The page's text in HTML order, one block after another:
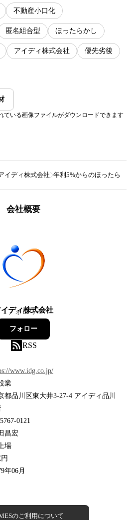
不動産小口化
匿名組合型 ほったらかし
アイディ株式会社 優先劣後
ている画像ファイルがダウンロードできます
イディ株式会社 年利5%からのほったらか
会社概要
イディ株式会社
1フォロワー
フォロー
RSS
www.idg.co.jp/
業
都品川区東大井3-27-4 アイディ品川
0121
昌宏
場
年06月
のご利用について